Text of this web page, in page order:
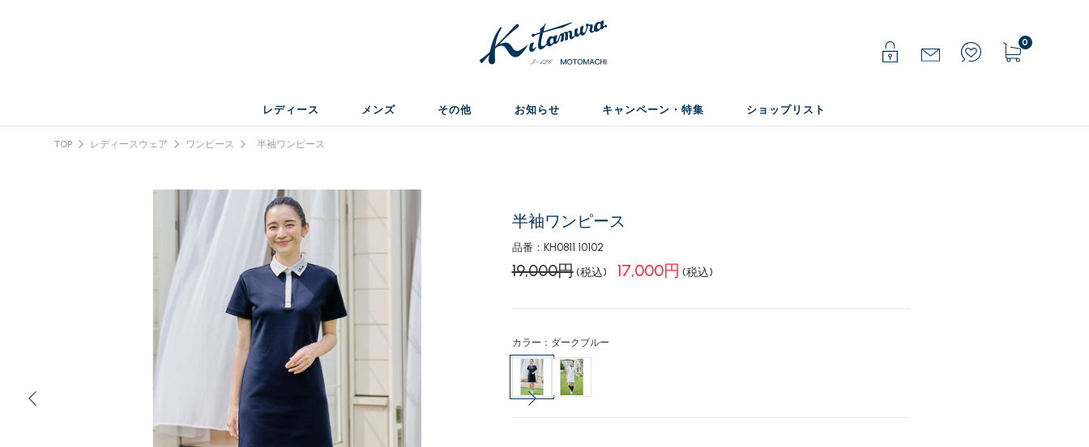
0
レディース メンズ その他 お知らせ キャンペーン・特集 ショップリスト
TOP レディースウェア ワンピース 半袖ワンピース
半袖ワンピース
品番：KH0811 10102
19,000円 (税込) 17,000円 (税込)
カラー：ダークブルー